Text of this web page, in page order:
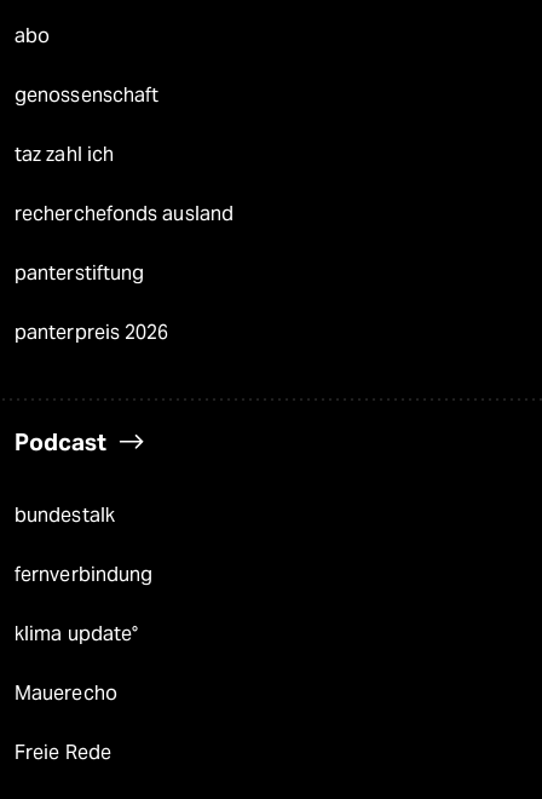
abo
genossenschaft
taz zahl ich
recherchefonds ausland
panterstiftung
panterpreis 2026
Podcast
bundestalk
fernverbindung
klima update°
Mauerecho
Freie Rede